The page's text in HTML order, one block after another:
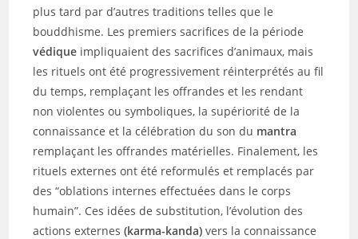
plus tard par d’autres traditions telles que le
bouddhisme. Les premiers sacrifices de la période
védique impliquaient des sacrifices d’animaux, mais
les rituels ont été progressivement réinterprétés au fil
du temps, remplaçant les offrandes et les rendant
non violentes ou symboliques, la supériorité de la
connaissance et la célébration du son du mantra
remplaçant les offrandes matérielles. Finalement, les
rituels externes ont été reformulés et remplacés par
des “oblations internes effectuées dans le corps
humain”. Ces idées de substitution, l’évolution des
actions externes(karma-kanda)vers la connaissance